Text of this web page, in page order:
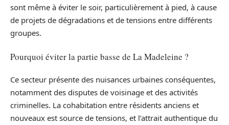
sont même à éviter le soir, particulièrement à pied, à cause
de projets de dégradations et de tensions entre différents
groupes.
Pourquoi éviter la partie basse de La Madeleine ?
Ce secteur présente des nuisances urbaines conséquentes,
notamment des disputes de voisinage et des activités
criminelles. La cohabitation entre résidents anciens et
nouveaux est source de tensions, et l’attrait authentique du